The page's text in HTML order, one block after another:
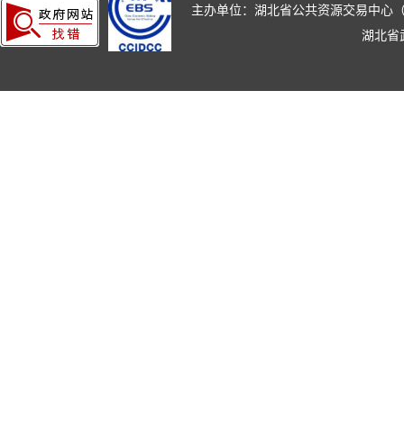
主办单位：湖北省公共资源交易中心
湖北省